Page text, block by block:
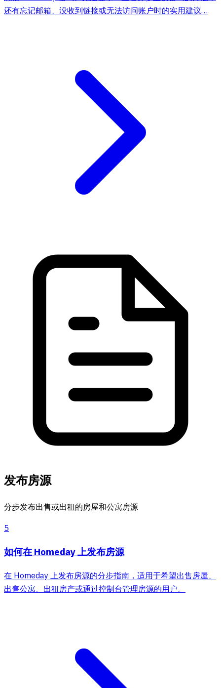
还有忘记邮箱、没收到链接或无法访问账户时的实用建议…
发布房源
分步发布出售或出租的房屋和公寓房源
5
如何在 Homeday 上发布房源
在 Homeday 上发布房源的分步指南，适用于希望出售房屋、
出售公寓、出租房产或通过控制台管理房源的用户。